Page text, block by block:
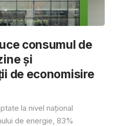
consumul de
și
de economisire
la nivel național
de energie, 83%